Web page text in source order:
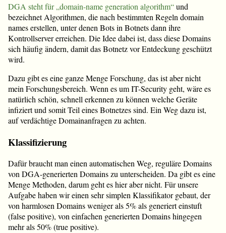
DGA steht für „domain-name generation algorithm“und
bezeichnet Algorithmen, die nach bestimmten Regeln domain
names erstellen, unter denen Bots in Botnets dann ihre
Kontrollserver erreichen. Die Idee dabei ist, dass diese Domains
sich häufig ändern, damit das Botnetz vor Entdeckung geschützt
wird.
Dazu gibt es eine ganze Menge Forschung, das ist aber nicht
mein Forschungsbereich. Wenn es um IT-Security geht, wäre es
natürlich schön, schnell erkennen zu können welche Geräte
infiziert und somit Teil eines Botnetzes sind. Ein Weg dazu ist,
auf verdächtige Domainanfragen zu achten.
Klassifizierung
Dafür braucht man einen automatischen Weg, reguläre Domains
von DGA-generierten Domains zu unterscheiden. Da gibt es eine
Menge Methoden, darum geht es hier aber nicht. Für unsere
Aufgabe haben wir einen sehr simplen Klassifikator gebaut, der
von harmlosen Domains weniger als 5% als generiert einstuft
(false positive), von einfachen generierten Domains hingegen
mehr als 50% (true positive).